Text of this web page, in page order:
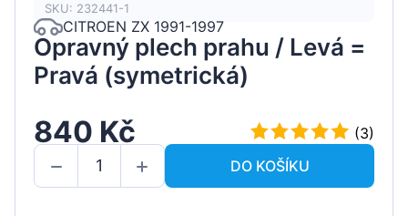
SKU: 232441-1
CITROEN ZX 1991-1997
Opravný plech prahu / Levá =
Pravá (symetrická)
840 Kč
(3)
DO KOŠÍKU